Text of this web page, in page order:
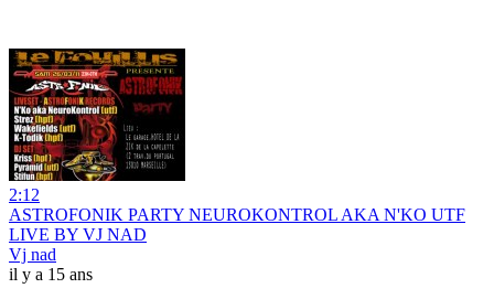
2:12
ASTROFONIK PARTY NEUROKONTROL AKA N'KO UTF
LIVE BY VJ NAD
Vj nad
il y a 15 ans